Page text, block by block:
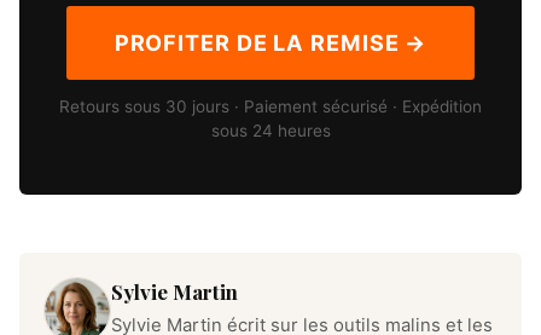
PROFITER DE LA REMISE →
Retours sous 30 jours · Paiement sécurisé · Expédition
sous 24 heures
Sylvie Martin
Sylvie Martin écrit sur les outils malins et les